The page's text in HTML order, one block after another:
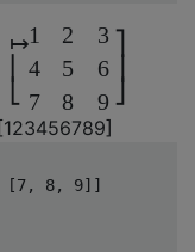
↦
⎣
1
4
7
2
5
8
3
6
9 ⎦
[123456789]
8, 9]]